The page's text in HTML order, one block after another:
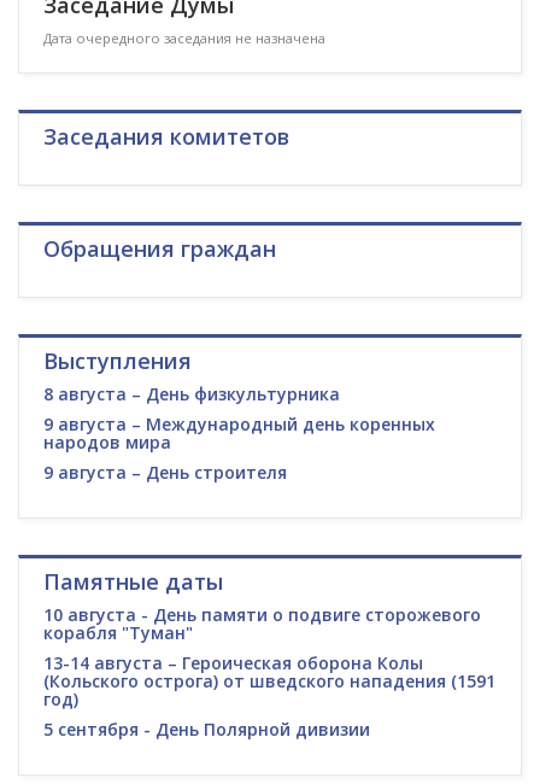
Дата очередного заседания не назначена
Заседания комитетов
Обращения граждан
Выступления
8 августа – День физкультурника
9 августа – Международный день коренных
народов мира
9 августа – День строителя
Памятные даты
10 августа - День памяти о подвиге сторожевого
корабля "Туман"
13-14 августа – Героическая оборона Колы
(Кольского острога) от шведского нападения (1591
год)
5 сентября - День Полярной дивизии